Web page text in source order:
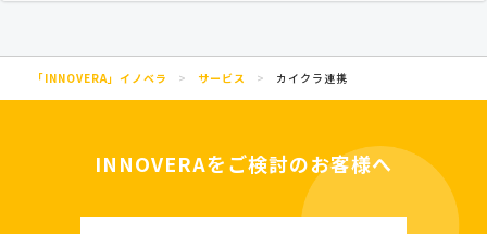
「INNOVERA」イノベラ > サービス > カイクラ連携
INNOVERAをご検討のお客様へ